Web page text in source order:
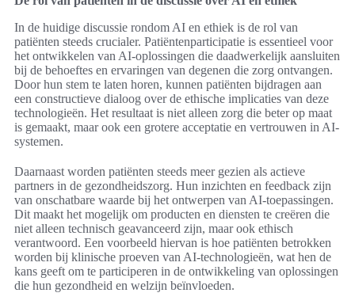
In de huidige discussie rondom AI en ethiek is de rol van
patiënten steeds crucialer. Patiëntenparticipatie is essentieel voor
het ontwikkelen van AI-oplossingen die daadwerkelijk aansluiten
bij de behoeftes en ervaringen van degenen die zorg ontvangen.
Door hun stem te laten horen, kunnen patiënten bijdragen aan
een constructieve dialoog over de ethische implicaties van deze
technologieën. Het resultaat is niet alleen zorg die beter op maat
is gemaakt, maar ook een grotere acceptatie en vertrouwen in AI-
systemen.
Daarnaast worden patiënten steeds meer gezien als actieve
partners in de gezondheidszorg. Hun inzichten en feedback zijn
van onschatbare waarde bij het ontwerpen van AI-toepassingen.
Dit maakt het mogelijk om producten en diensten te creëren die
niet alleen technisch geavanceerd zijn, maar ook ethisch
verantwoord. Een voorbeeld hiervan is hoe patiënten betrokken
worden bij klinische proeven van AI-technologieën, wat hen de
kans geeft om te participeren in de ontwikkeling van oplossingen
die hun gezondheid en welzijn beïnvloeden.